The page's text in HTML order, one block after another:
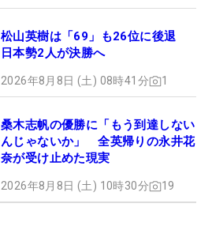
松山英樹は「69」も26位に後退
日本勢2人が決勝へ
2026年8月8日 (土) 08時41分 1
桑木志帆の優勝に「もう到達しない
んじゃないか」 全英帰りの永井花
奈が受け止めた現実
2026年8月8日 (土) 10時30分 19